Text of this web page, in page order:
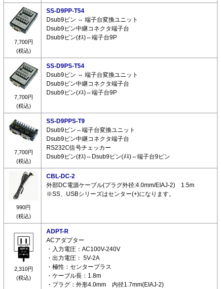
7,700円
(税込)
SS-D9PP-T54
Dsub9ピン ⇔ 端子台変換ユニット
Dsub9ピン中継コネクタ端子台
Dsub9ピン(ｵｽ)⇔端子台9P
7,700円
(税込)
SS-D9PS-T54
Dsub9ピン ⇔ 端子台変換ユニット
Dsub9ピン中継コネクタ端子台
Dsub9ピン(ﾒｽ)⇔端子台9P
7,700円
(税込)
SS-D9PPS-T9
Dsub9ピン⇔端子台変換ユニット
Dsub9ピン中継コネクタ端子台
RS232C信号チェッカー
Dsub9ピン(ｵｽ)⇔Dsub9ピン(ﾒｽ)⇔端子台9ピン
990円
(税込)
CBL-DC-2
外部DC電源ケーブル(プラグ外径:4.0mm/EIAJ-2) 1.5m
※SS、USBシリーズはセンター(+)になります。
2,310円
(税込)
ADPT-R
ACアダプター
・入力電圧：AC100V-240V
・出力電圧： 5V-2A
・極性：センタープラス
・ケーブル長：1.8m
・プラグ：外形4.0mm 内径1.7mm(EIAJ-2)